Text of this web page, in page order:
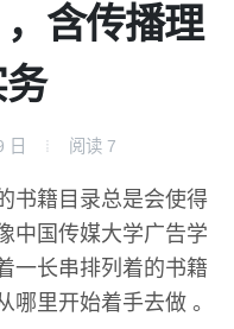
含传播理
日 阅读 7
书籍目录总是会使得
中国传媒大学广告学
一长串排列着的书籍
哪里开始着手去做 。